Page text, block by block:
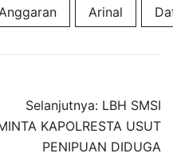
Arinal
Selanjutnya: LBH SMSI
KAPOLRESTA USUT
PENIPUAN DIDUGA